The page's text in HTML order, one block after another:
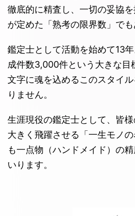
徹底的に精査し、一切の妥協
が定めた「熟考の限界数」でも
鑑定士として活動を始めて13
成件数3,000件という大きな目
文字に魂を込めるこのスタイ
りません。
生涯現役の鑑定士として、皆
大きく飛躍させる「一生モノ
も一点物（ハンドメイド）の
いります。